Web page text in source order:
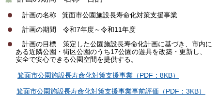
計画の名称 箕面市公園施設長寿命化対策支援事業
計画の期間 令和7年度～令和11年度
計画の目標 策定した公園施設長寿命化計画に基づき、市内に
ある近隣公園・街区公園のうち17公園の遊具を改築・更新し、
安全で安心できる公園空間を提供する。
箕面市公園施設長寿命化対策支援事業（PDF：8KB）
箕面市公園施設長寿命化対策支援事業事前評価（PDF：3KB）